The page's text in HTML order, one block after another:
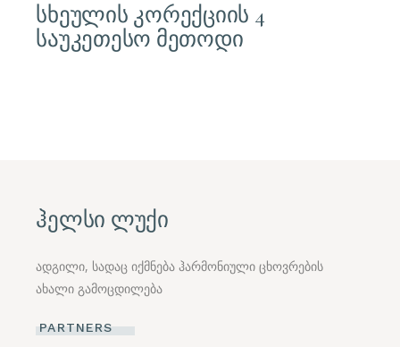
სხეულის კორექციის 4
საუკეთესო მეთოდი
ჰელსი ლუქი
ადგილი, სადაც იქმნება ჰარმონიული ცხოვრების
ახალი გამოცდილება
PARTNERS